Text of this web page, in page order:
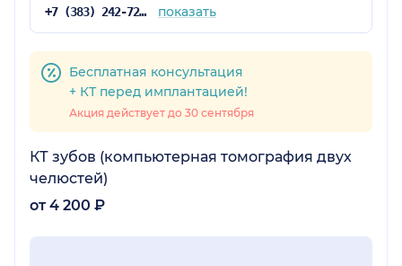
+7 (383) 242-72-40 показать
Бесплатная консультация
+ КТ перед имплантацией!
Акция действует до 30 сентября
КТ зубов (компьютерная томография двух
челюстей)
от 4 200 ₽